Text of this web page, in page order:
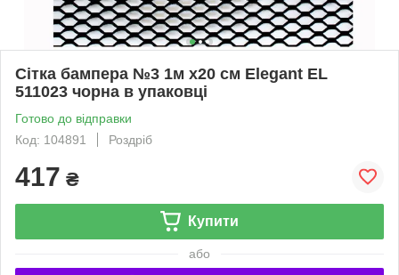
Сітка бампера №3 1м х20 см Elegant EL
511023 чорна в упаковці
Готово до відправки
Код: 104891
Роздріб
417 ₴
Купити
або